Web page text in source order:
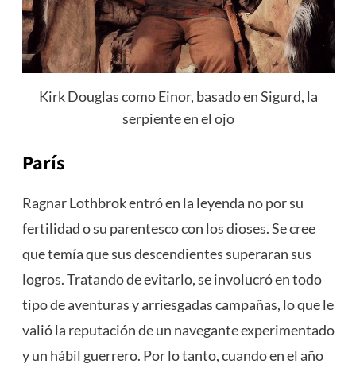
Kirk Douglas como Einor, basado en Sigurd, la
serpiente en el ojo
París
Ragnar Lothbrok entró en la leyenda no por su
fertilidad o su parentesco con los dioses. Se cree
que temía que sus descendientes superaran sus
logros. Tratando de evitarlo, se involucró en todo
tipo de aventuras y arriesgadas campañas, lo que le
valió la reputación de un navegante experimentado
y un hábil guerrero. Por lo tanto, cuando en el año